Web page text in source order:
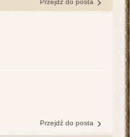
Przejdź do posta
Przejdź do posta